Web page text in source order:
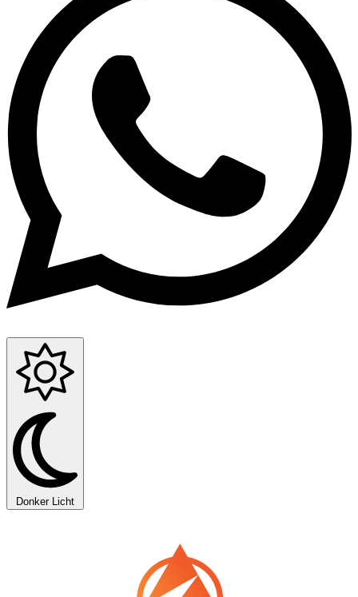
Donker Licht